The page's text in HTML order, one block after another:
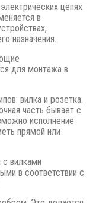
цепях
в
назначения.
для монтажа в
вилка и розетка.
часть бывает с
исполнение
прямой или
вилками
в соответствии с